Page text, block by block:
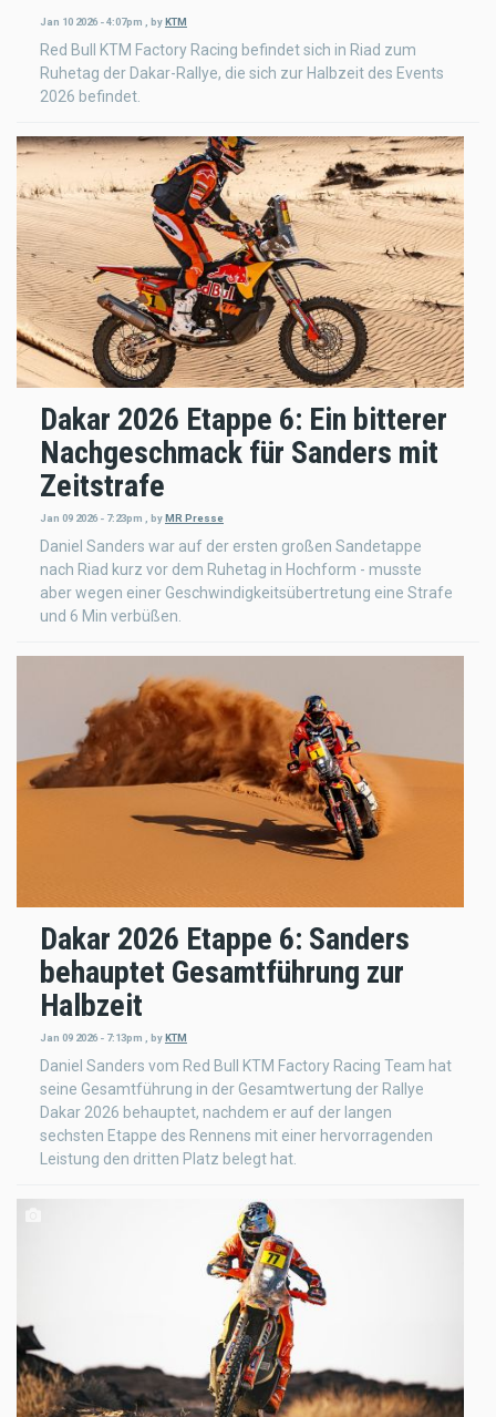
Jan 10 2026 - 4:07pm byKTM
Red Bull KTM Factory Racing befindet sich in Riad zum
Ruhetag der Dakar-Rallye, die sich zur Halbzeit des Events
2026 befindet.
Dakar 2026 Etappe 6: Ein bitterer
Nachgeschmack für Sanders mit
Zeitstrafe
Jan 09 2026 - 7:23pm byMR Presse
Daniel Sanders war auf der ersten großen Sandetappe
nach Riad kurz vor dem Ruhetag in Hochform - musste
aber wegen einer Geschwindigkeitsübertretung eine Strafe
und 6 Min verbüßen.
Dakar 2026 Etappe 6: Sanders
behauptet Gesamtführung zur
Halbzeit
Jan 09 2026 - 7:13pm , byKTM
Daniel Sanders vom Red Bull KTM Factory Racing Team hat
seine Gesamtführung in der Gesamtwertung der Rallye
Dakar 2026 behauptet, nachdem er auf der langen
sechsten Etappe des Rennens mit einer hervorragenden
Leistung den dritten Platz belegt hat.